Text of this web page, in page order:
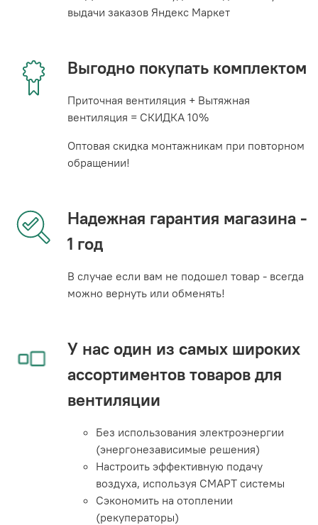
выдачи заказов Яндекс Маркет
Выгодно покупать комплектом
Приточная вентиляция + Вытяжная
вентиляция = СКИДКА 10%
Оптовая скидка монтажникам при повторном
обращении!
Надежная гарантия магазина -
1 год
В случае если вам не подошел товар - всегда
можно вернуть или обменять!
У нас один из самых широких
ассортиментов товаров для
вентиляции
Без использования электроэнергии
(энергонезависимые решения)
Настроить эффективную подачу
воздуха, используя СМАРТ системы
Сэкономить на отоплении
(рекуператоры)